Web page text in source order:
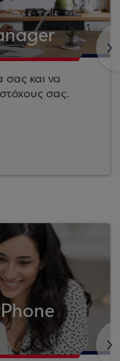
σας και να
σας.
>
>